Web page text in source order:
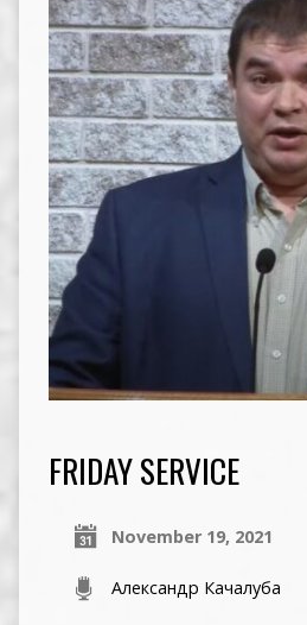
FRIDAY SERVICE
November 19, 2021
Александр Качалуба